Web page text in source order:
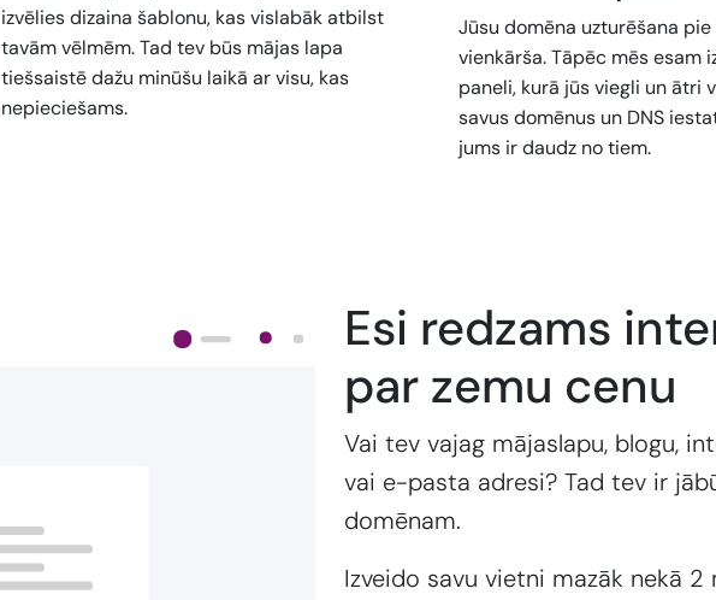
izvēlies dizaina šablonu, kas vislabāk atbilst
tavām vēlmēm. Tad tev būs mājas lapa
tiešsaistē dažu minūšu laikā ar visu, kas
nepieciešams.
Jūsu domēna uzturēšana
vienkārša. Tāpēc mēs esam
paneli, kurā jūs viegli un ātri
savus domēnus un DNS
jums ir daudz no tiem.
Esi redzams
par zemu cenu
Vai tev vajag mājaslapu, blogu,
vai e-pasta adresi? Tad tev ir
domēnam.
Izveido savu vietni mazāk nekā 2